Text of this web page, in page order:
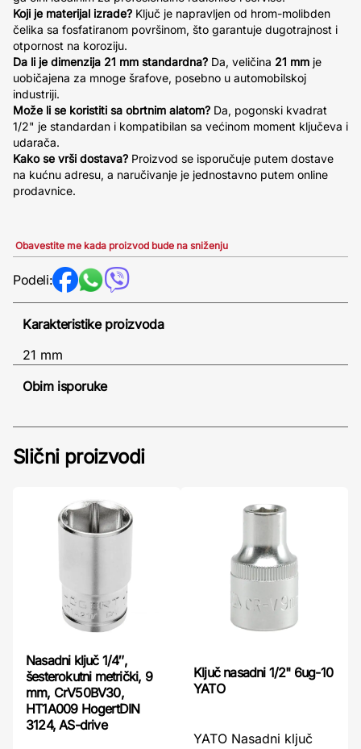
Koji je materijal izrade? Ključ je napravljen od hrom-molibden
čelika sa fosfatiranom površinom, što garantuje dugotrajnost i
otpornost na koroziju.
Da li je dimenzija 21 mm standardna? Da, veličina 21 mm je
uobičajena za mnoge šrafove, posebno u automobilskoj
industriji.
Može li se koristiti sa obrtnim alatom? Da, pogonski kvadrat
1/2" je standardan i kompatibilan sa većinom moment ključeva i
udarača.
Kako se vrši dostava? Proizvod se isporučuje putem dostave
na kućnu adresu, a naručivanje je jednostavno putem online
prodavnice.
Obavestite me kada proizvod bude na sniženju
Podeli:
Karakteristike proizvoda
21 mm
Obim isporuke
Slični proizvodi
Nasadni ključ 1/4″,
šesterokutni metrički, 9
mm, CrV50BV30,
HT1A009 HogertDIN
3124, AS-drive
Ključ nasadni 1/2" 6ug-10
YATO
YATO Nasadni ključ